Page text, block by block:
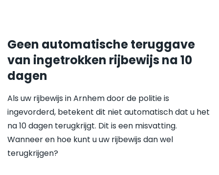
Geen automatische teruggave
van ingetrokken rijbewijs na 10
dagen
Als uw rijbewijs in Arnhem door de politie is
ingevorderd, betekent dit niet automatisch dat u het
na 10 dagen terugkrijgt. Dit is een misvatting.
Wanneer en hoe kunt u uw rijbewijs dan wel
terugkrijgen?